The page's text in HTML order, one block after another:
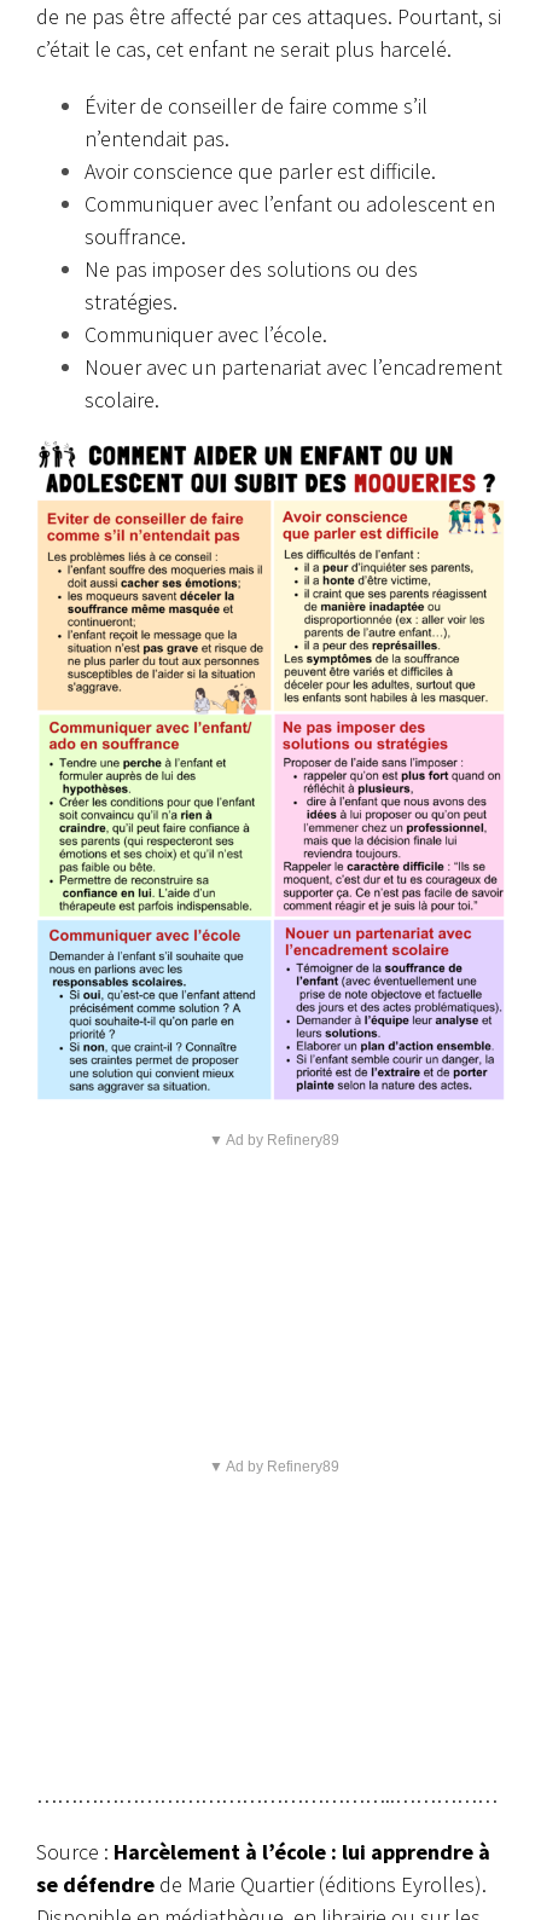
de ne pas être affecté par ces attaques. Pourtant, si
c’était le cas, cet enfant ne serait plus harcelé.
Éviter de conseiller de faire comme s’il
n’entendait pas.
Avoir conscience que parler est difficile.
Communiquer avec l’enfant ou adolescent en
souffrance.
Ne pas imposer des solutions ou des
stratégies.
Communiquer avec l’école.
Nouer avec un partenariat avec l’encadrement
scolaire.
▼ Ad by Refinery89
▼ Ad by Refinery89
……………………………………………..……………
Source : Harcèlement à l’école : lui apprendre à
se défendre de Marie Quartier (éditions Eyrolles).